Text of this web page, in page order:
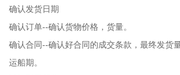
确认发货日期
确认订单--确认货物价格，货量。
确认合同--确认好合同的成交条款，最终发货
运船期。